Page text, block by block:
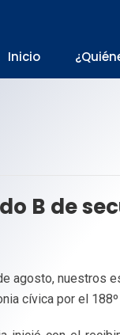
Inicio
B de
agosto, nuestros
cívica por el